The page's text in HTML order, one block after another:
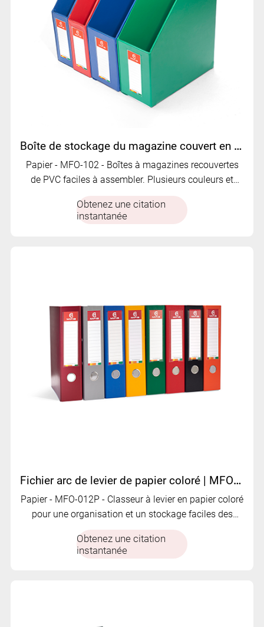
Boîte de stockage du magazine couvert en PVC | Options pliables, de grande capacité et de couleur | MFO-102
Papier - MFO-102 - Boîtes à magazines recouvertes
de PVC faciles à assembler. Plusieurs couleurs et
d'identité
Obtenez une citation
instantanée
Fichier arc de levier de papier coloré | MFO-012P
Papier - MFO-012P - Classeur à levier en papier coloré
pour une organisation et un stockage faciles des
Obtenez une citation
instantanée